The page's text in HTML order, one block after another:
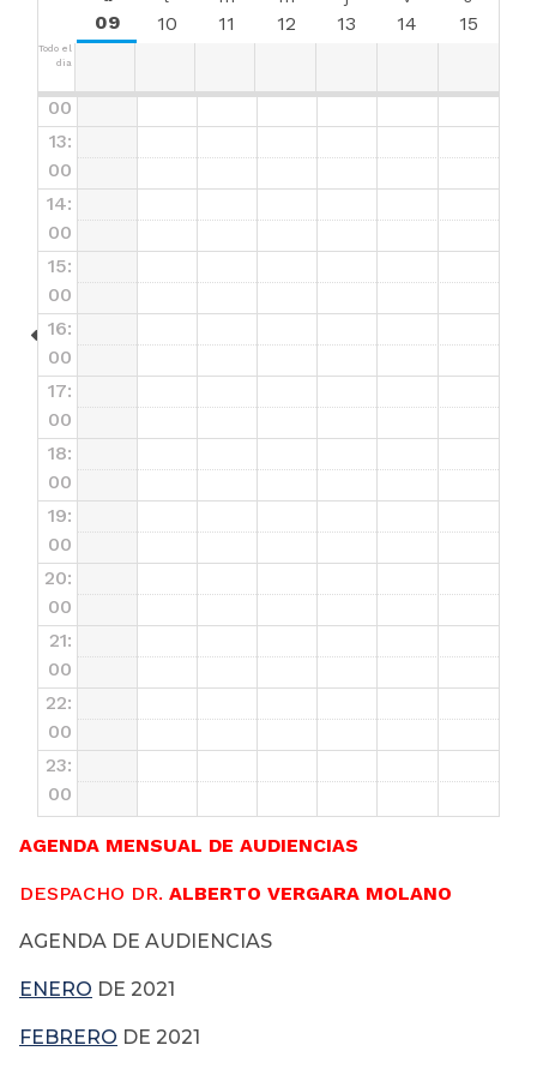
09 10 11 12 13 14 15
Todo el
dia
0
00
13:
00
14:
00
15:
00
16:
00
17:
00
18:
00
19:
00
20:
00
21:
00
22:
00
23:
00
AGENDA MENSUAL DE AUDIENCIAS
DESPACHO DR. ALBERTO VERGARA MOLANO
AGENDA DE AUDIENCIAS
ENERO DE 2021
FEBRERO DE 2021